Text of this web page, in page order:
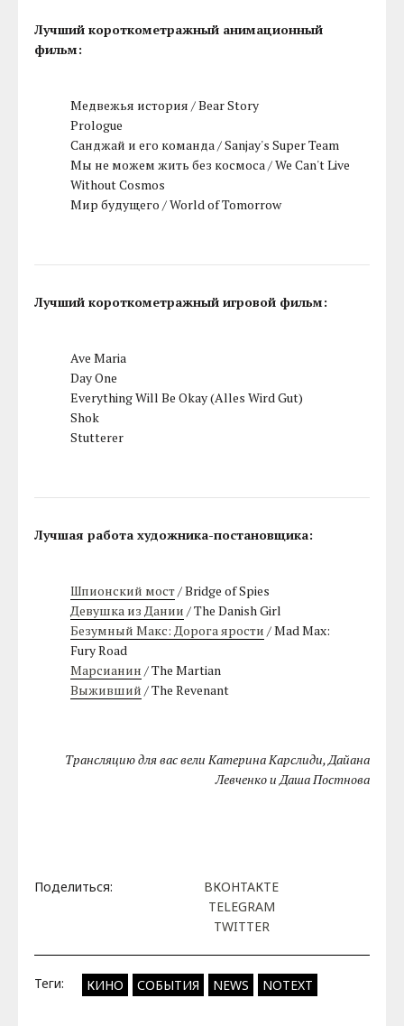
Лучший короткометражный анимационный
фильм:
Медвежья история / Bear Story
Prologue
Санджай и его команда / Sanjay's Super Team
Мы не можем жить без космоса / We Can't Live
Without Cosmos
Мир будущего / World of Tomorrow
Лучший короткометражный игровой фильм:
Ave Maria
Day One
Everything Will Be Okay (Alles Wird Gut)
Shok
Stutterer
Лучшая работа художника-постановщика:
Шпионский мост/ Bridge of Spies
Девушка из Дании / The Danish Girl
Безумный Макс: Дорога ярости / Mad Max:
Fury Road
Марсианин / The Martian
Выживший / The Revenant
Трансляцию для вас вели Катерина Карслиди, Дайана
Левченко и Даша Постнова
Поделиться:
ВКОНТАКТЕ
TELEGRAM
TWITTER
Теги: КИНО СОБЫТИЯ NEWS NOTEXT